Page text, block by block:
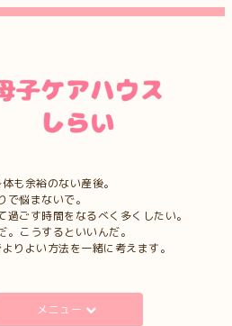
も余裕のない産後。
で悩まないで。
過ごす時間をなるべく多くしたい。
。こうするといいんだ。
りよい方法を一緒に考えます。
メニュー